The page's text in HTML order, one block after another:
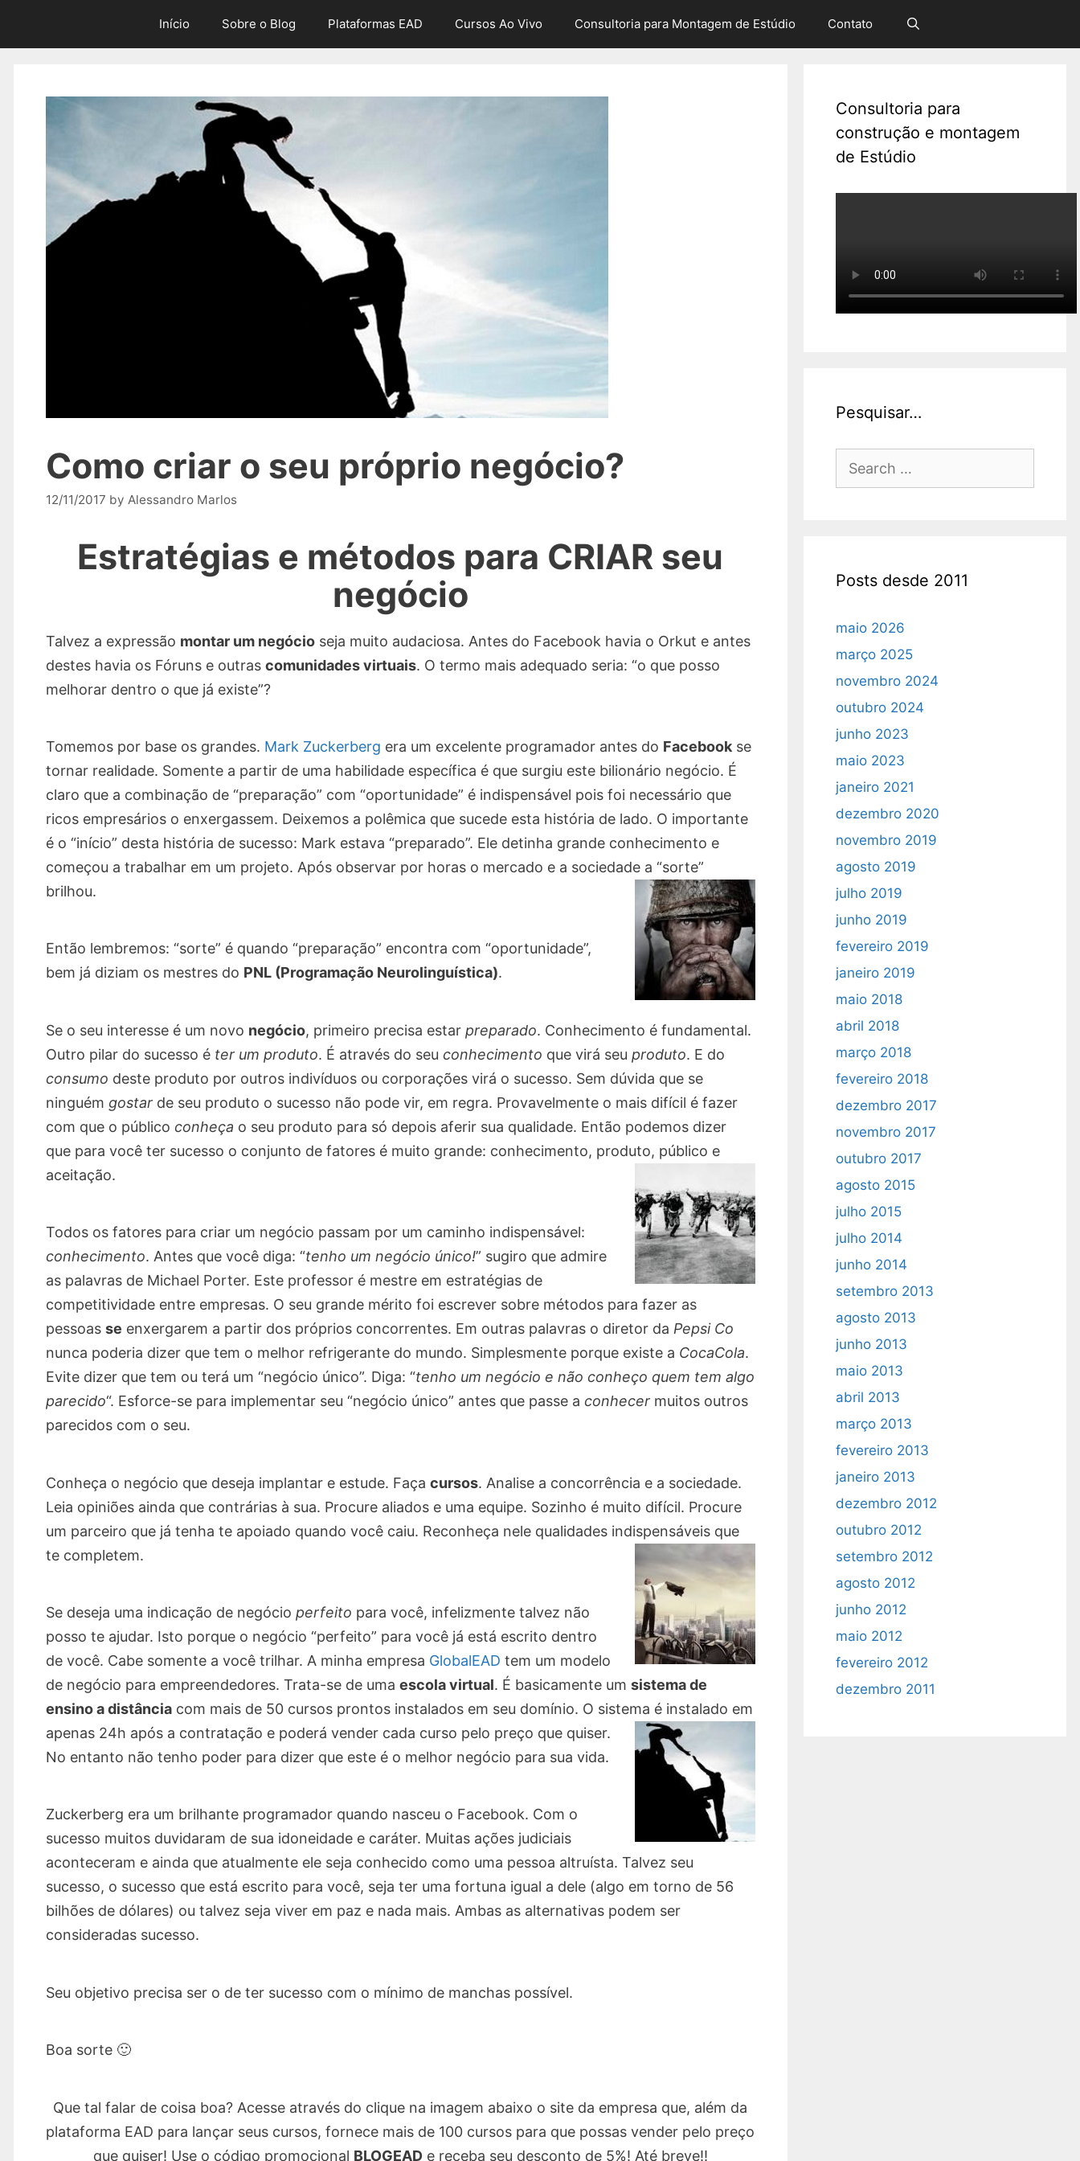
Início Sobre o Blog Plataformas EAD Cursos Ao Vivo Consultoria para Montagem de Estúdio Contato
Como criar o seu próprio negócio?
12/11/2017 by Alessandro Marlos
Estratégias e métodos para CRIAR seu
negócio
Talvez a expressão montar um negócio seja muito audaciosa. Antes do Facebook havia o Orkut e antes
destes havia os Fóruns e outras comunidades virtuais. O termo mais adequado seria: “o que posso
melhorar dentro o que já existe”?
Tomemos por base os grandes. Mark Zuckerberg era um excelente programador antes do Facebook se
tornar realidade. Somente a partir de uma habilidade específica é que surgiu este bilionário negócio. É
claro que a combinação de “preparação” com “oportunidade” é indispensável pois foi necessário que
ricos empresários o enxergassem. Deixemos a polêmica que sucede esta história de lado. O importante
é o “início” desta história de sucesso: Mark estava “preparado”. Ele detinha grande conhecimento e
começou a trabalhar em um projeto. Após observar por horas o mercado e a sociedade a “sorte”
brilhou.
Então lembremos: “sorte” é quando “preparação” encontra com “oportunidade”,
bem já diziam os mestres do PNL (Programação Neurolinguística).
Se o seu interesse é um novo negócio, primeiro precisa estar preparado. Conhecimento é fundamental.
Outro pilar do sucesso é ter um produto. É através do seu conhecimento que virá seu produto. E do
consumo deste produto por outros indivíduos ou corporações virá o sucesso. Sem dúvida que se
ninguém gostar de seu produto o sucesso não pode vir, em regra. Provavelmente o mais difícil é fazer
com que o público conheça o seu produto para só depois aferir sua qualidade. Então podemos dizer
que para você ter sucesso o conjunto de fatores é muito grande: conhecimento, produto, público e
aceitação.
Todos os fatores para criar um negócio passam por um caminho indispensável:
conhecimento. Antes que você diga: “tenho um negócio único!” sugiro que admire
as palavras de Michael Porter. Este professor é mestre em estratégias de
competitividade entre empresas. O seu grande mérito foi escrever sobre métodos para fazer as
pessoas se enxergarem a partir dos próprios concorrentes. Em outras palavras o diretor da Pepsi Co
nunca poderia dizer que tem o melhor refrigerante do mundo. Simplesmente porque existe a CocaCola.
Evite dizer que tem ou terá um “negócio único”. Diga: “tenho um negócio e não conheço quem tem algo
parecido“. Esforce-se para implementar seu “negócio único” antes que passe a conhecer muitos outros
parecidos com o seu.
Conheça o negócio que deseja implantar e estude. Faça cursos. Analise a concorrência e a sociedade.
Leia opiniões ainda que contrárias à sua. Procure aliados e uma equipe. Sozinho é muito difícil. Procure
um parceiro que já tenha te apoiado quando você caiu. Reconheça nele qualidades indispensáveis que
te completem.
Se deseja uma indicação de negócio perfeito para você, infelizmente talvez não
posso te ajudar. Isto porque o negócio “perfeito” para você já está escrito dentro
de você. Cabe somente a você trilhar. A minha empresa GlobalEAD tem um modelo
de negócio para empreendedores. Trata-se de uma escola virtual. É basicamente um sistema de
ensino a distância com mais de 50 cursos prontos instalados em seu domínio. O sistema é instalado em
apenas 24h após a contratação e poderá vender cada curso pelo preço que quiser.
No entanto não tenho poder para dizer que este é o melhor negócio para sua vida.
Zuckerberg era um brilhante programador quando nasceu o Facebook. Com o
sucesso muitos duvidaram de sua idoneidade e caráter. Muitas ações judiciais
aconteceram e ainda que atualmente ele seja conhecido como uma pessoa altruísta. Talvez seu
sucesso, o sucesso que está escrito para você, seja ter uma fortuna igual a dele (algo em torno de 56
bilhões de dólares) ou talvez seja viver em paz e nada mais. Ambas as alternativas podem ser
consideradas sucesso.
Seu objetivo precisa ser o de ter sucesso com o mínimo de manchas possível.
Boa sorte 🙂
Que tal falar de coisa boa? Acesse através do clique na imagem abaixo o site da empresa que, além da
plataforma EAD para lançar seus cursos, fornece mais de 100 cursos para que possas vender pelo preço
que quiser! Use o código promocional BLOGEADe receba seu desconto de 5%! Até breve!!
Consultoria para
construção e montagem
de Estúdio
Pesquisar…
Search
Posts desde 2011
maio 2026
março 2025
novembro 2024
outubro 2024
junho 2023
maio 2023
janeiro 2021
dezembro 2020
novembro 2019
agosto 2019
julho 2019
junho 2019
fevereiro 2019
janeiro 2019
maio 2018
abril 2018
março 2018
fevereiro 2018
dezembro 2017
novembro 2017
outubro 2017
agosto 2015
julho 2015
julho 2014
junho 2014
setembro 2013
agosto 2013
junho 2013
maio 2013
abril 2013
março 2013
fevereiro 2013
janeiro 2013
dezembro 2012
outubro 2012
setembro 2012
agosto 2012
junho 2012
maio 2012
fevereiro 2012
dezembro 2011